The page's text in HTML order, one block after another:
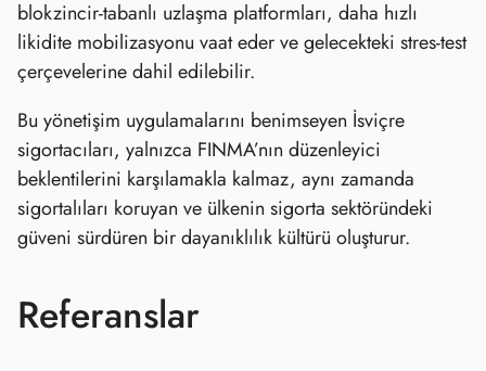
blokzincir‑tabanlı uzlaşma platformları, daha hızlı
likidite mobilizasyonu vaat eder ve gelecekteki stres‑test
çerçevelerine dahil edilebilir.
Bu yönetişim uygulamalarını benimseyen İsviçre
sigortacıları, yalnızca FINMA’nın düzenleyici
beklentilerini karşılamakla kalmaz, aynı zamanda
sigortalıları koruyan ve ülkenin sigorta sektöründeki
güveni sürdüren bir dayanıklılık kültürü oluşturur.
Referanslar